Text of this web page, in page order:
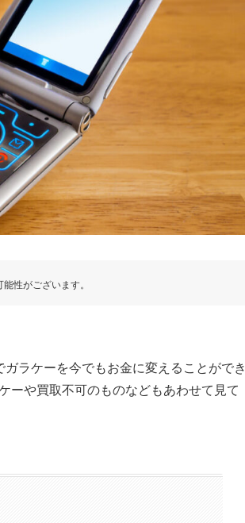
性がございます。
ラケーを今でもお金に変えることができ
ーや買取不可のものなどもあわせて見て